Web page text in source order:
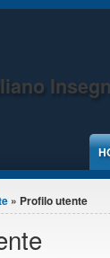
» Profilo utente